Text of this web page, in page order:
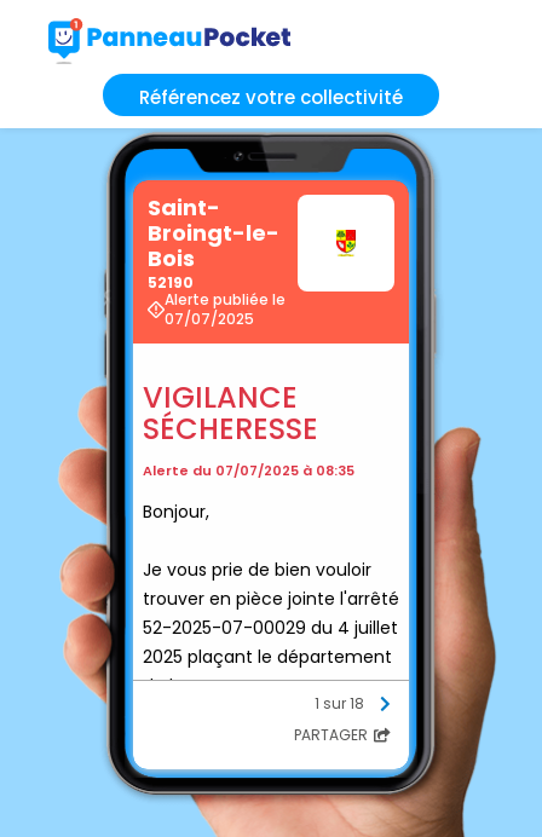
Référencez votre collectivité
Saint-
Broingt-le-
Bois
52190
Alerte publiée le
07/07/2025
VIGILANCE
SÉCHERESSE
Alerte du 07/07/2025 à 08:35
Bonjour,
Je vous prie de bien vouloir
trouver en pièce jointe l'arrêté
52-2025-07-00029 du 4 juillet
2025 plaçant le département
de la Haute-Marne en
"vigilance sécheresse".
1 sur 18
PARTAGER